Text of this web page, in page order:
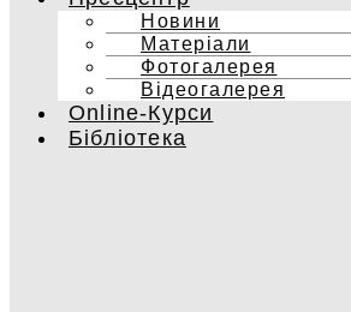
Новини
Матеріали
Фотогалерея
Відеогалерея
Online-Курси
Бібліотека